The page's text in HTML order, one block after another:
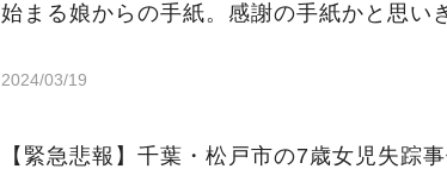
始まる娘からの手紙。感謝の手紙かと思い
2024/03/19
【緊急悲報】千葉・松戸市の7歳女児失踪